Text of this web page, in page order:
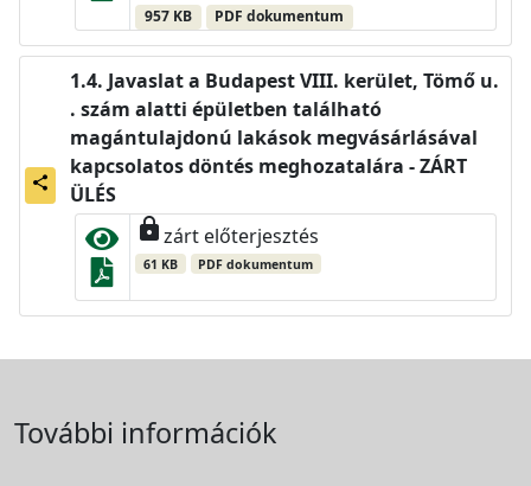
957 KB PDF dokumentum
share
Javaslat a Budapest VIII. kerület, Tömő u.
. szám alatti épületben található
magántulajdonú lakások megvásárlásával
kapcsolatos döntés meghozatalára - ZÁRT
ÜLÉS
lockzárt előterjesztés
61 KB PDF dokumentum
További információk